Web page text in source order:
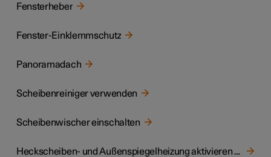
Fensterheber
Fenster-Einklemmschutz
Panoramadach
Scheibenreiniger verwenden
Scheibenwischer einschalten
Heckscheiben- und Außenspiegelheizung aktivieren und deaktivieren